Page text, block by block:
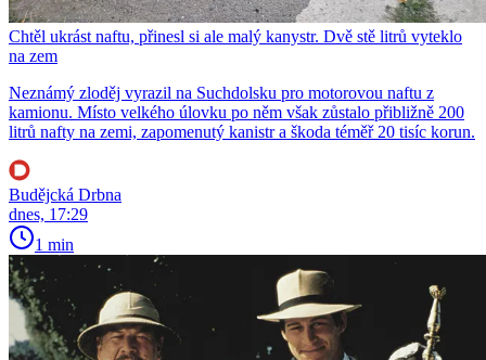
Chtěl ukrást naftu, přinesl si ale malý kanystr. Dvě stě litrů vyteklo
na zem
Neznámý zloděj vyrazil na Suchdolsku pro motorovou naftu z
kamionu. Místo velkého úlovku po něm však zůstalo přibližně 200
litrů nafty na zemi, zapomenutý kanistr a škoda téměř 20 tisíc korun.
Budějcká Drbna
dnes, 17:29
1 min